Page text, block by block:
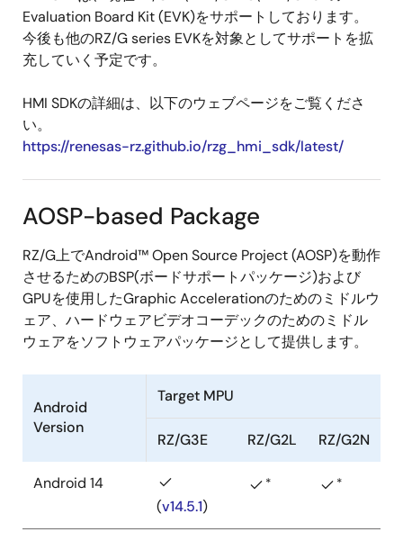
Evaluation Board Kit (EVK)をサポートしております。
今後も他のRZ/G series EVKを対象としてサポートを拡
充していく予定です。
HMI SDKの詳細は、以下のウェブページをご覧くださ
い。
https://renesas-rz.github.io/rzg_hmi_sdk/latest/
AOSP-based Package
RZ/G上でAndroid™ Open Source Project (AOSP)を動作
させるためのBSP(ボードサポートパッケージ)および
GPUを使用したGraphic Accelerationのためのミドルウ
ェア、ハードウェアビデオコーデックのためのミドル
ウェアをソフトウェアパッケージとして提供します。
Android
Version
Target MPU
RZ/G3E RZ/G2L RZ/G2N
Android 14
(v14.5.1)
* *